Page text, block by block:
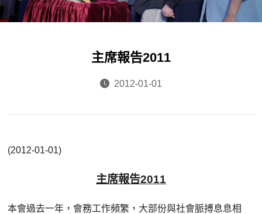
主席報告2011
2012-01-01
(2012-01-01)
主席報告2011
本會過去一年，會務工作頻繁，大部份與社會脈搏息息相